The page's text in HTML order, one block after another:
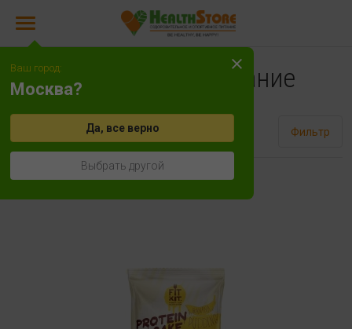
Диетическое питание
Сортировать Фильтр
Ваш город:
Москва?
Да, все верно
Выбрать другой